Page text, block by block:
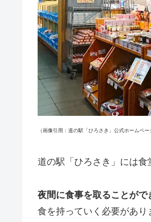
（画像引用：道の駅「ひろさき」公式ホームペ
道の駅「ひろさき」には食
夜間に食事を取ることがで
食を持っていく必要があり